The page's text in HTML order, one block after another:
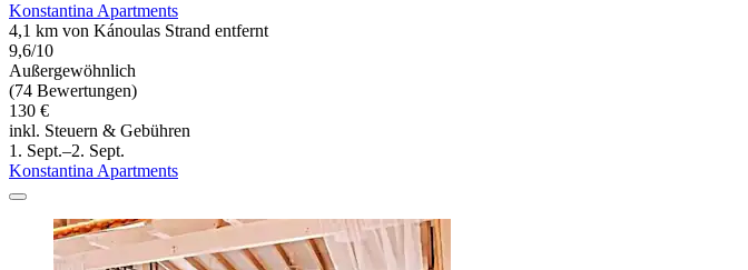
Konstantina Apartments
4,1 km von Kánoulas Strand entfernt
9,6/10
Außergewöhnlich
(74 Bewertungen)
130 €
inkl. Steuern & Gebühren
1. Sept.–2. Sept.
Konstantina Apartments